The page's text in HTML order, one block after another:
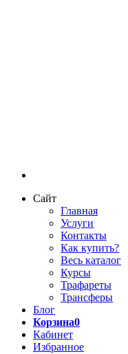
Сайт
Главная
Услуги
Контакты
Как купить?
Весь каталог
Курсы
Трафареты
Трансферы
Блог
Корзина0
Кабинет
Избранное